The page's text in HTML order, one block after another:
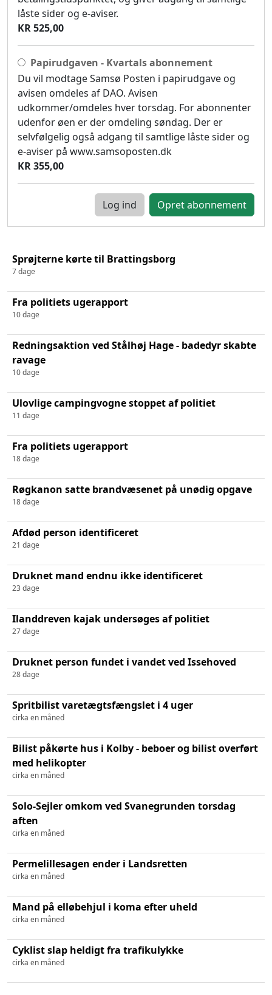
låste sider og e-aviser.
KR 525,00
Papirudgaven - Kvartals abonnement
Du vil modtage Samsø Posten i papirudgave og
avisen omdeles af DAO. Avisen
udkommer/omdeles hver torsdag. For abonnenter
udenfor øen er der omdeling søndag. Der er
selvfølgelig også adgang til samtlige låste sider og
e-aviser på www.samsoposten.dk
KR 355,00
Log ind
Sprøjterne kørte til Brattingsborg
7 dage
Fra politiets ugerapport
10 dage
Redningsaktion ved Stålhøj Hage - badedyr skabte
ravage
10 dage
Ulovlige campingvogne stoppet af politiet
11 dage
Fra politiets ugerapport
18 dage
Røgkanon satte brandvæsenet på unødig opgave
18 dage
Afdød person identificeret
21 dage
Druknet mand endnu ikke identificeret
23 dage
Ilanddreven kajak undersøges af politiet
27 dage
Druknet person fundet i vandet ved Issehoved
28 dage
Spritbilist varetægtsfængslet i 4 uger
cirka en måned
Bilist påkørte hus i Kolby - beboer og bilist overført
med helikopter
cirka en måned
Solo-Sejler omkom ved Svanegrunden torsdag
aften
cirka en måned
Permelillesagen ender i Landsretten
cirka en måned
Mand på elløbehjul i koma efter uheld
cirka en måned
Cyklist slap heldigt fra trafikulykke
cirka en måned